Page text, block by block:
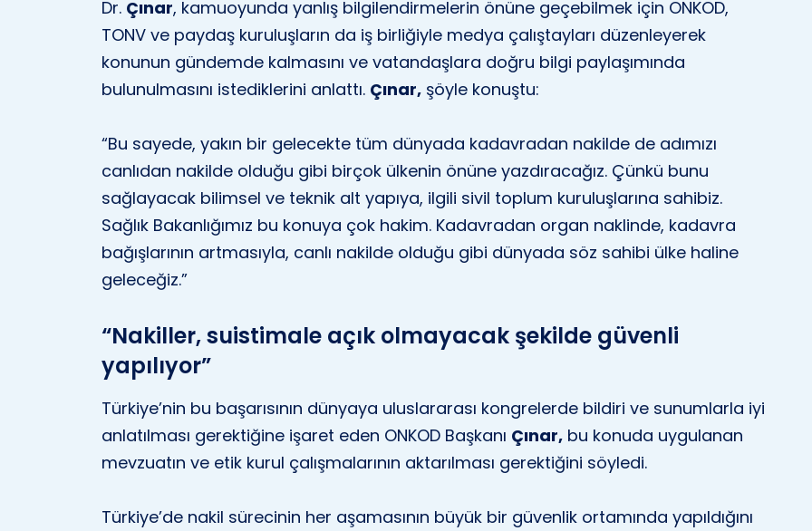
Dr. Çınar, kamuoyunda yanlış bilgilendirmelerin önüne geçebilmek için ONKOD,
TONV ve paydaş kuruluşların da iş birliğiyle medya çalıştayları düzenleyerek
konunun gündemde kalmasını ve vatandaşlara doğru bilgi paylaşımında
bulunulmasını istediklerini anlattı. Çınar, şöyle konuştu:
“Bu sayede, yakın bir gelecekte tüm dünyada kadavradan nakilde de adımızı
canlıdan nakilde olduğu gibi birçok ülkenin önüne yazdıracağız. Çünkü bunu
sağlayacak bilimsel ve teknik alt yapıya, ilgili sivil toplum kuruluşlarına sahibiz.
Sağlık Bakanlığımız bu konuya çok hakim. Kadavradan organ naklinde, kadavra
bağışlarının artmasıyla, canlı nakilde olduğu gibi dünyada söz sahibi ülke haline
geleceğiz.”
“Nakiller, suistimale açık olmayacak şekilde güvenli
yapılıyor”
Türkiye’nin bu başarısının dünyaya uluslararası kongrelerde bildiri ve sunumlarla iyi
anlatılması gerektiğine işaret eden ONKOD Başkanı Çınar, bu konuda uygulanan
mevzuatın ve etik kurul çalışmalarının aktarılması gerektiğini söyledi.
Türkiye’de nakil sürecinin her aşamasının büyük bir güvenlik ortamında yapıldığını